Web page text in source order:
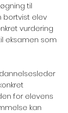
til
bortvist elev
vurdering
eksamen som
for elevens
kan